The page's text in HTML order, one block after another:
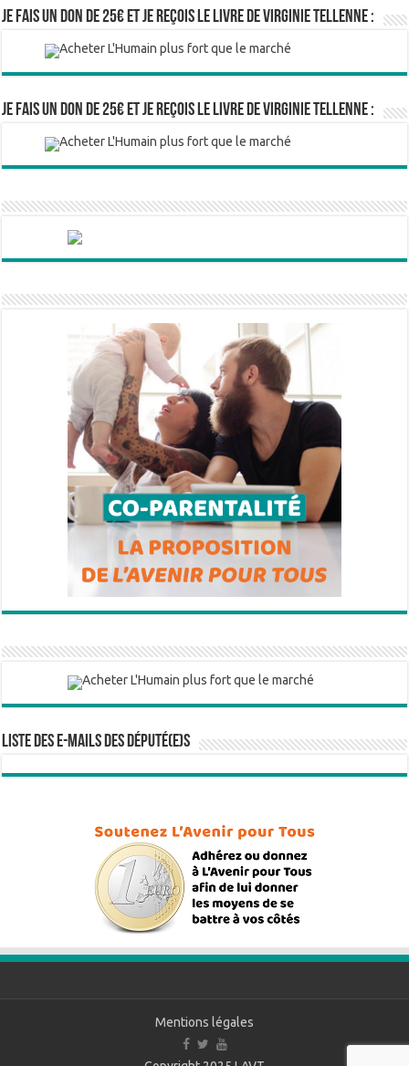
Je fais un don de 25€ et je reçois le livre de Virginie Tellenne :
Je fais un don de 25€ et je reçois le livre de Virginie Tellenne :
Liste des e-mails des député(e)s
Mentions légales